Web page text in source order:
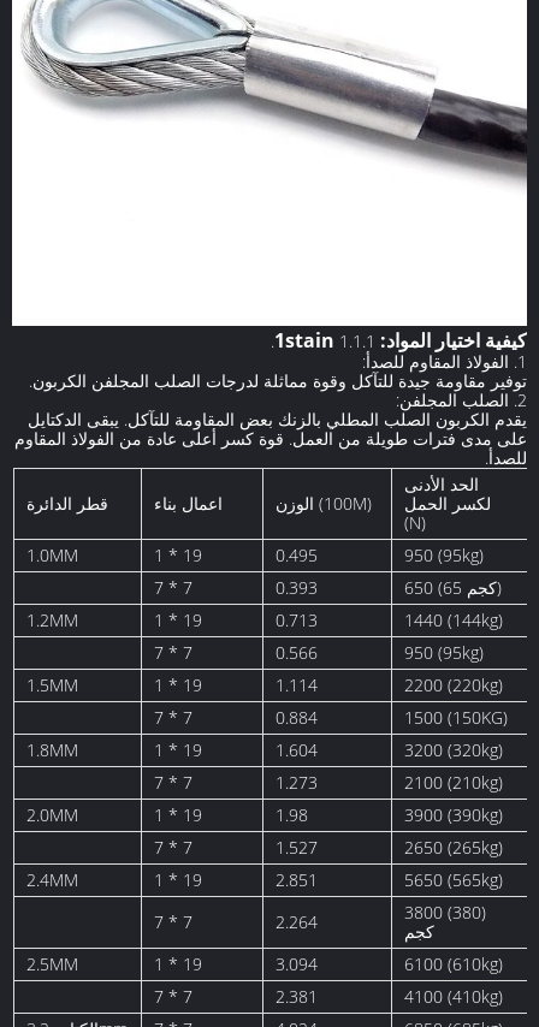
كيفية اختيار المواد: 1stain 1.1.1.
1. الفولاذ المقاوم للصدأ:
توفير مقاومة جيدة للتآكل وقوة مماثلة لدرجات الصلب المجلفن الكربون.
2. الصلب المجلفن:
يقدم الكربون الصلب المطلي بالزنك بعض المقاومة للتآكل. يبقى الدكتايل
على مدى فترات طويلة من العمل. قوة كسر أعلى عادة من الفولاذ المقاوم
للصدأ.
قطر الدائرة
اعمال بناء الوزن (100M)
الحد الأدنى
لكسر الحمل
(N)
1.0MM
1 * 19 0.495
950 (95kg)
7 * 7
0.393
650 (65 كجم)
1.2MM
1 * 19 0.713
1440 (144kg)
7 * 7
0.566
950 (95kg)
1.5MM
1 * 19 1.114
2200 (220kg)
7 * 7
0.884
1500 (150KG)
1.8MM
1 * 19 1.604
3200 (320kg)
7 * 7
1.273
2100 (210kg)
2.0MM
1 * 19 1.98
3900 (390kg)
7 * 7
1.527
2650 (265kg)
2.4MM
1 * 19 2.851
5650 (565kg)
7 * 7
2.264
3800 (380)
كجم
2.5MM
1 * 19 3.094
6100 (610kg)
7 * 7
2.381
4100 (410kg)